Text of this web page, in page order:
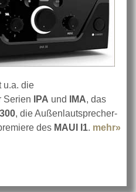
u.a. die
Serien IPA und IMA, das
, die Außenlautsprecher-
des MAUI I1. mehr»